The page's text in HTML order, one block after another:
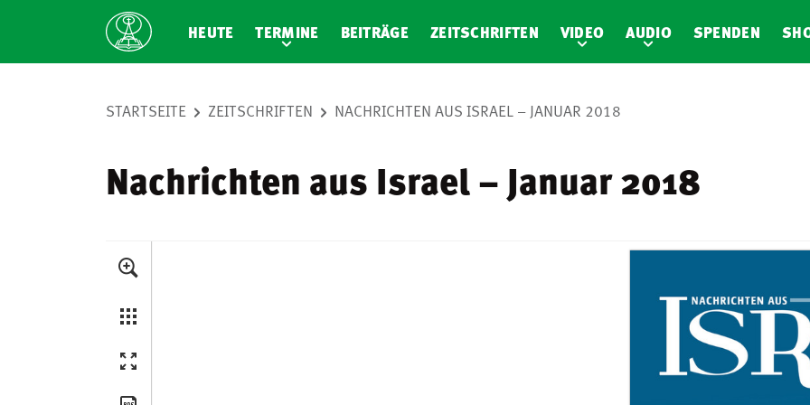
HEUTE TERMINE BEITRÄGE ZEITSCHRIFTEN VIDEO AUDIO SPENDEN
STARTSEITE ZEITSCHRIFTEN NACHRICHTEN AUS ISRAEL – JANUAR 2018
Nachrichten aus Israel – Januar 2018